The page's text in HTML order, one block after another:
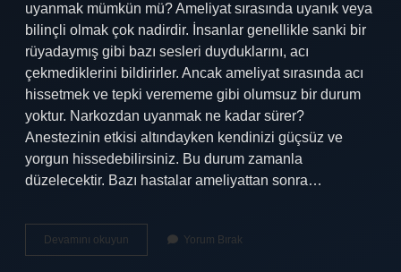
uyanmak mümkün mü? Ameliyat sırasında uyanık veya
bilinçli olmak çok nadirdir. İnsanlar genellikle sanki bir
rüyadaymış gibi bazı sesleri duyduklarını, acı
çekmediklerini bildirirler. Ancak ameliyat sırasında acı
hissetmek ve tepki verememe gibi olumsuz bir durum
yoktur. Narkozdan uyanmak ne kadar sürer?
Anestezinin etkisi altındayken kendinizi güçsüz ve
yorgun hissedebilirsiniz. Bu durum zamanla
düzelecektir. Bazı hastalar ameliyattan sonra…
Devamını okuyun Narkozdan
Uyanılır
Yorum Bırak